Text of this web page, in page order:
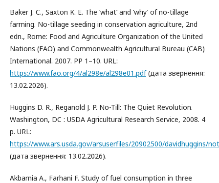
Baker J. C., Saxton K. E. The ‘what’ and ‘why’ of no-tillage
farming. No-tillage seeding in conservation agriculture, 2nd
edn., Rome: Food and Agriculture Organization of the United
Nations (FAO) and Commonwealth Agricultural Bureau (CAB)
International. 2007. PP 1–10. URL:
https://www.fao.org/4/al298e/al298e01.pdf(дата звернення:
13.02.2026).
Huggins D. R., Reganold J. P. No-Till: The Quiet Revolution.
Washington, DC : USDA Agricultural Research Service, 2008. 4
p. URL:
https://www.ars.usda.gov/arsuserfiles/20902500/davidhuggins/
(дата звернення: 13.02.2026).
Akbarnia A., Farhani F. Study of fuel consumption in three